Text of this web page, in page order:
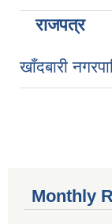
राजपत्र
खाँदबारी
Monthly